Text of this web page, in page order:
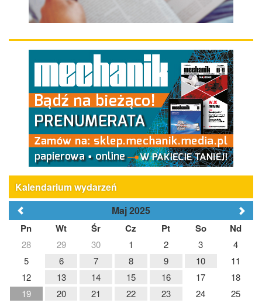
Kalendarium wydarzeń
Maj 2025
Pn Wt Śr Cz Pt So Nd
28 29 30 1 2 3
4
5
6 7 8 9 10
11
12
13 14 15 16 17
18
19
20 21 22 23 24
25